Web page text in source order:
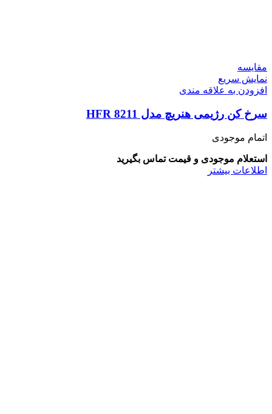
مقايسه
نمایش سریع
افزودن به علاقه مندی
سرخ کن رژیمی هنریچ مدل HFR 8211
اتمام موجودی
استعلام موجودی و قیمت تماس بگیرید
اطلاعات بیشتر